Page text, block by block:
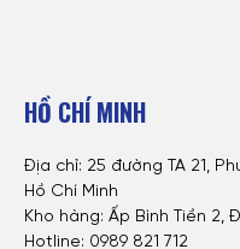
HỒ CHÍ MINH
Địa chỉ: 25 đường TA 21,
Hồ Chí Minh
Kho hàng: Ấp Bình Tiền 2,
Hotline: 0989 821 712